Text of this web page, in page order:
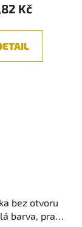
Kč
bez otvoru
barva, pravá